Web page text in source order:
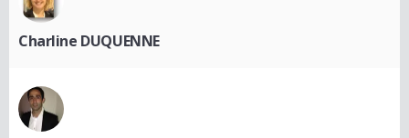
Charline DUQUENNE